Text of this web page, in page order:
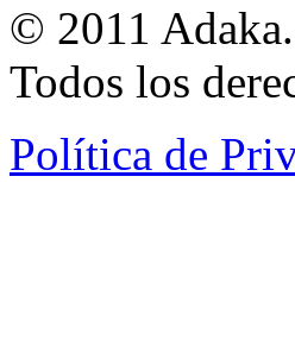
© 2011 Adaka.
Todos los
Política de